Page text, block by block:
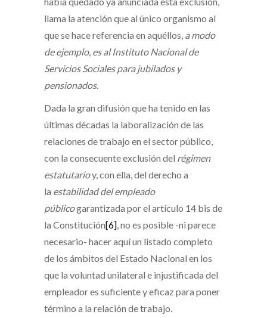
llama la atención que al único organismo al
que se hace referencia en aquéllos, a modo
de ejemplo, es al Instituto Nacional de
Servicios Sociales para jubilados y
pensionados.
Dada la gran difusión que ha tenido en las
últimas décadas la laboralización de las
relaciones de trabajo en el sector público,
con la consecuente exclusión del régimen
estatutarioy, con ella, del derecho a
la estabilidad del empleado
públicogarantizada por el artículo 14 bis de
la Constitución[6], no es posible -ni parece
necesario- hacer aquí un listado completo
de los ámbitos del Estado Nacional en los
que la voluntad unilateral e injustificada del
empleador es suficiente y eficaz para poner
término a la relación de trabajo.